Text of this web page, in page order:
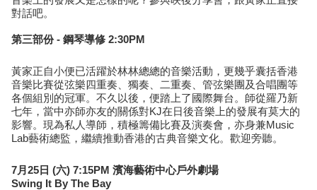
對話吧。
第三部​份 - 鋼琴導修 2:30PM
黃家正自小便已活躍於林林總總的音樂活動，更幾乎囊括香港
音樂比賽從弦樂四重奏、獨奏、二重奏、管弦樂團及合唱團等
各個組別的冠軍。不久以後，便踏上了國際舞台。師從羅乃新
七年，當中亦師亦友的關係對KJ在日後音樂上的發展有莫大的
影響。現為私人導師，積極籌備比賽及演奏會，亦身兼Music
Lab藝術總監，繼續推動香港的古典音樂文化。歡迎旁聽。
7月25日 (六) 7:15PM 濱海藝術中心戶外劇場
Swing It By The Bay